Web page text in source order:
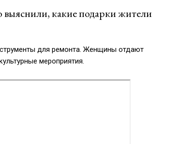
выяснили, какие подарки жители
для ремонта. Женщины отдают
мероприятия.